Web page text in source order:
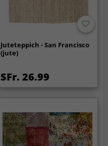
Juteteppich - San Francisco
(jute)
SFr. 26.99